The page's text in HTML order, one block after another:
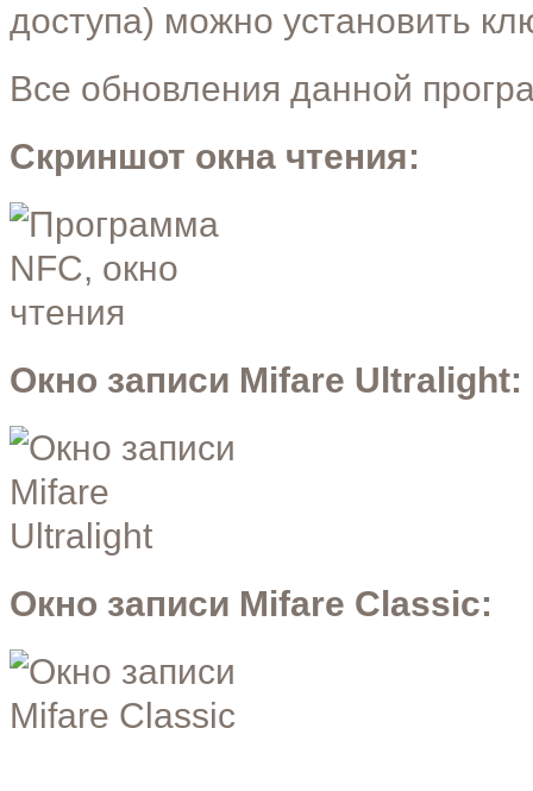
доступа) можно установить
Все обновления данной
Скриншот окна чтения:
Окно записи Mifare Ultralight:
Окно записи Mifare Classic: